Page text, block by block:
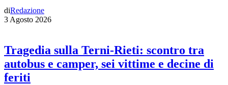
diRedazione
3 Agosto 2026
Tragedia sulla Terni-Rieti: scontro tra
autobus e camper, sei vittime e decine di
feriti